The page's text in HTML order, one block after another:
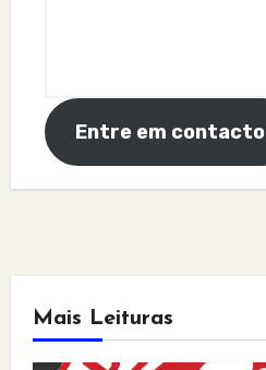
Entre em contacto
Mais Leituras